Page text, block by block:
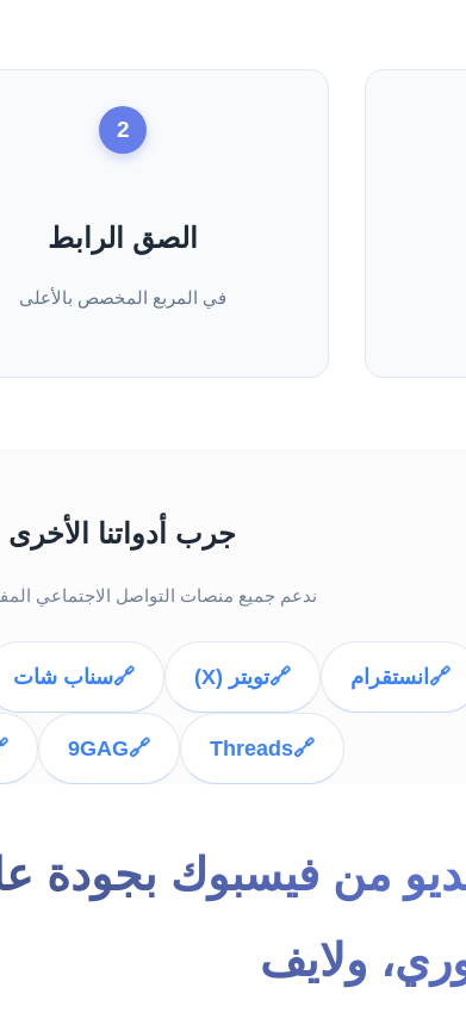
2
الصق الرابط
في المربع المخصص بالأعلى
جرب أدواتنا الأخرى
ندعم جميع منصات التواصل الاجتماعي
🔗 انستقرام 🔗تويتر (X) 🔗سناب شات
🔗
Threads
🔗
9GAG
ولايف